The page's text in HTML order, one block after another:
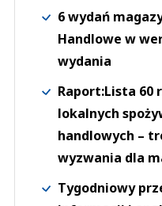
6 wydań
Handlowe w
wydania
Raport:Lista 60
lokalnych
handlowych –
wyzwania dla
Tygodniowy